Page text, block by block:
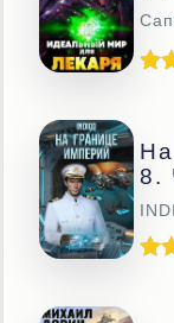
8.